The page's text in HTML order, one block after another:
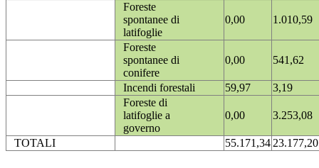
Foreste
spontanee di
latifoglie
0,00 1.010,59
Foreste
spontanee di
conifere
0,00 541,62
Incendi forestali 59,97
3,19
Foreste di
latifoglie a
governo
0,00 3.253,08
TOTALI 55.171,3423.177,20